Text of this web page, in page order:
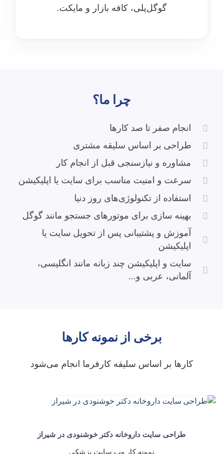
گوگل‌پلی، کافه بازار و مایکت.
چرا ما؟
انجام صفر تا صد کارها
طراحی بر اساس سلیقه مشتری
مشاوره و نیازسنجی قبل از انجام کار
سرعت و امنیت مناسب برای سایت یا اپلیکیشن
استفاده از تکنولوژی‌های روز دنیا
بهینه سازی برای موتورهای جستجو مانند گوگل
آموزش و پشتیبانی پس از تحویل سایت یا
اپلیکیشن
سایت و اپلیکیشن چند زبانه مانند انگلیسی،
آلمانی، عربی و...
برخی از نمونه کارها
کارها بر اساس سلیقه کارفرما انجام می‌شود
طراحی سایت داروخانه دکتر خوشنودی در شیراز
نمونه کار وب سایت پزشکی